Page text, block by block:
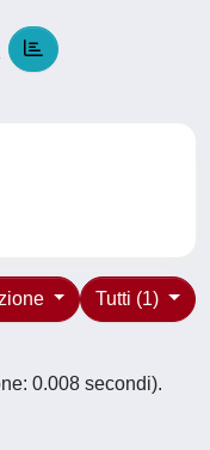
Tutti (1)
0.008 secondi).